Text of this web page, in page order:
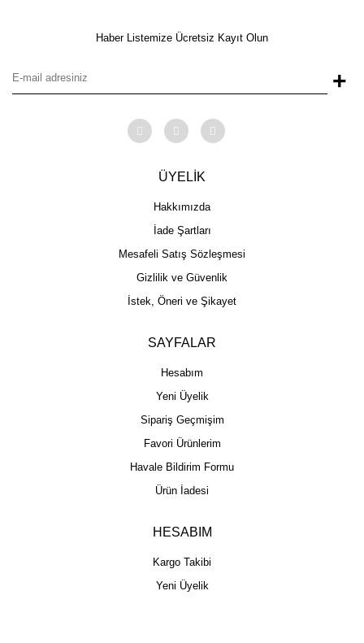
Haber Listemize Ücretsiz Kayıt Olun
+
ÜYELİK
Hakkımızda
İade Şartları
Mesafeli Satış Sözleşmesi
Gizlilik ve Güvenlik
İstek, Öneri ve Şikayet
SAYFALAR
Hesabım
Yeni Üyelik
Sipariş Geçmişim
Favori Ürünlerim
Havale Bildirim Formu
Ürün İadesi
HESABIM
Kargo Takibi
Yeni Üyelik